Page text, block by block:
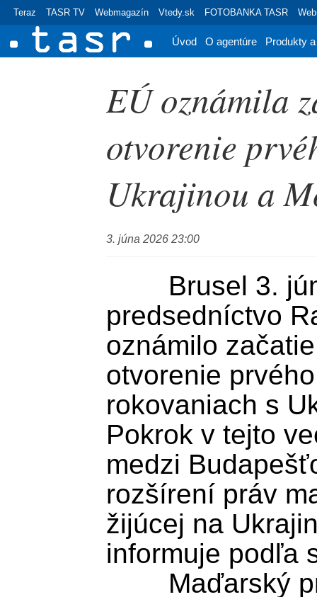
Teraz TASR TV Webmagazín Vtedy.sk FOTOBANKA TASR
Úvod O agentúre Produkty
EÚ oznámila
otvorenie
Ukrajinou a
3. júna 2026 23:00
predsedníctvo
oznámilo
otvorenie
rokovaniach s
Pokrok v tejto
medzi
rozšírení práv
žijúcej na
informuje podľa